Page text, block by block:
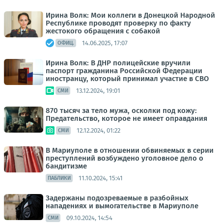
Ирина Волк: Мои коллеги в Донецкой Народной
Республике проводят проверку по факту
жестокого обращения с собакой
ОФИЦ. 14.06.2025, 17:07
Ирина Волк: В ДНР полицейские вручили
паспорт гражданина Российской Федерации
иностранцу, который принимал участие в СВО
СМИ 13.12.2024, 19:01
870 тысяч за тело мужа, осколки под кожу:
Предательство, которое не имеет оправдания
СМИ 12.12.2024, 01:22
В Мариуполе в отношении обвиняемых в серии
преступлений возбуждено уголовное дело о
бандитизме
ПАБЛИКИ 11.10.2024, 15:41
Задержаны подозреваемые в разбойных
нападениях и вымогательстве в Мариуполе
СМИ 09.10.2024, 14:54